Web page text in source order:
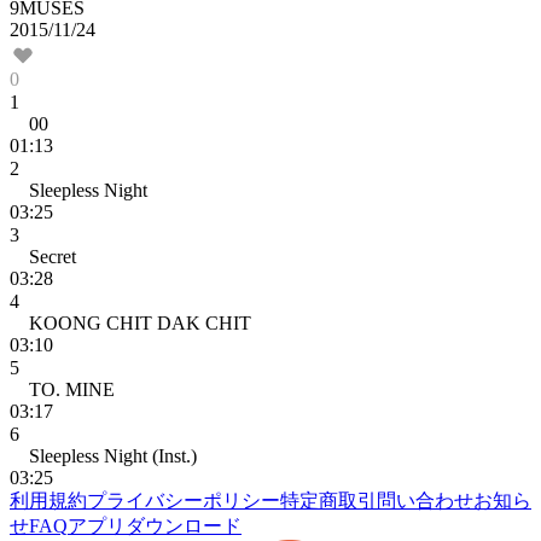
9MUSES
2015/11/24
0
1
00
01:13
2
Sleepless Night
03:25
3
Secret
03:28
4
KOONG CHIT DAK CHIT
03:10
5
TO. MINE
03:17
6
Sleepless Night (Inst.)
03:25
利用規約プライバシーポリシー特定商取引 問い合わせお知ら
せFAQアプリダウンロード